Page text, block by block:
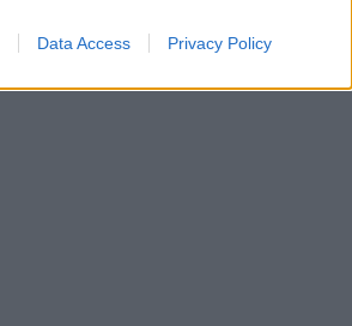
Data Access Privacy Policy